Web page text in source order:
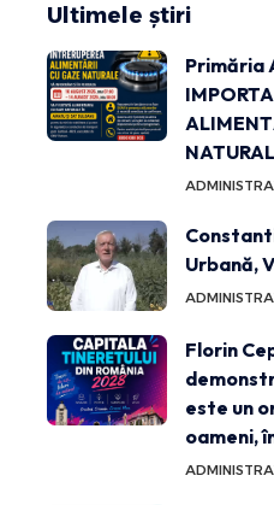
Ultimele știri
Primăria
Urbană,
Florin
este un
oameni,